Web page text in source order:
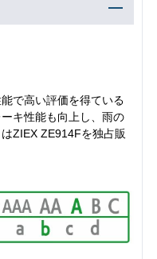
で高い評価を得ている
キ性能も向上し、雨の
ZIEX ZE914Fを独占販